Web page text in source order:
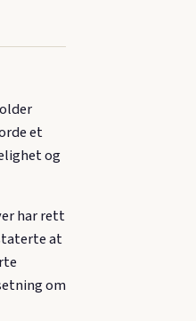
et
og
har rett
at
om